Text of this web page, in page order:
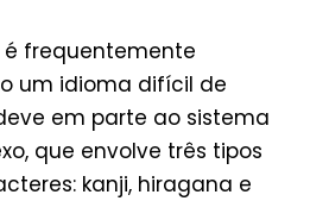
frequentemente
um idioma difícil de
em parte ao sistema
que envolve três tipos
kanji, hiragana e